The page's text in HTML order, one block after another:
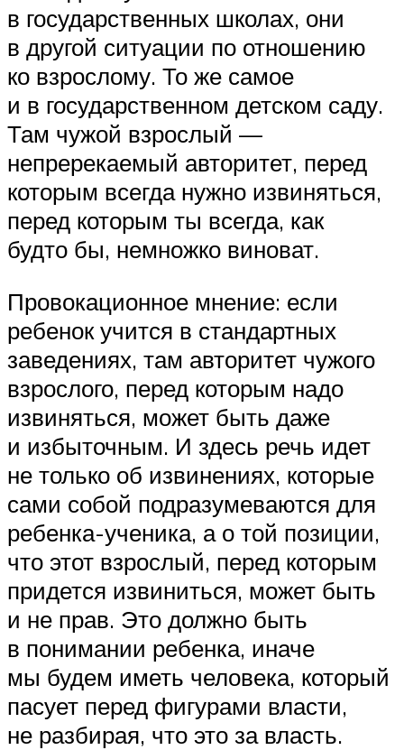
в государственных школах, они
в другой ситуации по отношению
ко взрослому. То же самое
и в государственном детском саду.
Там чужой взрослый —
непререкаемый авторитет, перед
которым всегда нужно извиняться,
перед которым ты всегда, как
будто бы, немножко виноват.
Провокационное мнение: если
ребенок учится в стандартных
заведениях, там авторитет чужого
взрослого, перед которым надо
извиняться, может быть даже
и избыточным. И здесь речь идет
не только об извинениях, которые
сами собой подразумеваются для
ребенка-ученика, а о той позиции,
что этот взрослый, перед которым
придется извиниться, может быть
и не прав. Это должно быть
в понимании ребенка, иначе
мы будем иметь человека, который
пасует перед фигурами власти,
не разбирая, что это за власть.